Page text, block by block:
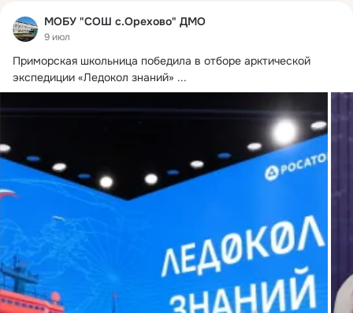
МОБУ "СОШ с.Орехово" ДМО
9 июл
Приморская школьница победила в отборе арктической
экспедиции «Ледокол знаний» ...